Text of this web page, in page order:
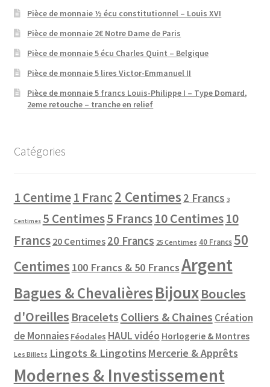
Pièce de monnaie ½ écu constitutionnel – Louis XVI
Pièce de monnaie 2€ Notre Dame de Paris
Pièce de monnaie 5 écu Charles Quint – Belgique
Pièce de monnaie 5 lires Victor-Emmanuel II
Pièce de monnaie 5 francs Louis-Philippe I – Type Domard,
2eme retouche – tranche en relief
Catégories
1 Centime1 Franc2 Centimes 2 Francs 3
Centimes 5 Centimes5 Francs10 Centimes10
Francs 20 Centimes 20 Francs 25 Centimes 40 Francs 50
Centimes 100 Francs & 50 FrancsArgent
Bagues & ChevalièresBijouxBoucles
d'Oreilles Bracelets Colliers & Chaines Création
de Monnaies Féodales HAUL vidéo Horlogerie & Montres
Les Billets Lingots & Lingotins Mercerie & Apprêts
Modernes & Investissement